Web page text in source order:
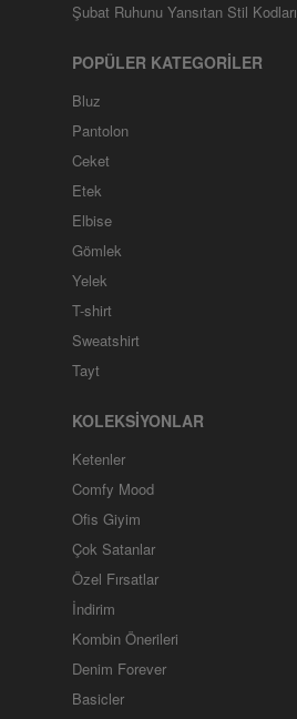
Şubat Ruhunu Yansıtan Stil Kodları
POPÜLER KATEGORİLER
Bluz
Pantolon
Ceket
Etek
Elbise
Gömlek
Yelek
T-shirt
Sweatshirt
Tayt
KOLEKSİYONLAR
Ketenler
Comfy Mood
Ofis Giyim
Çok Satanlar
Özel Fırsatlar
İndirim
Kombin Önerileri
Denim Forever
Basicler